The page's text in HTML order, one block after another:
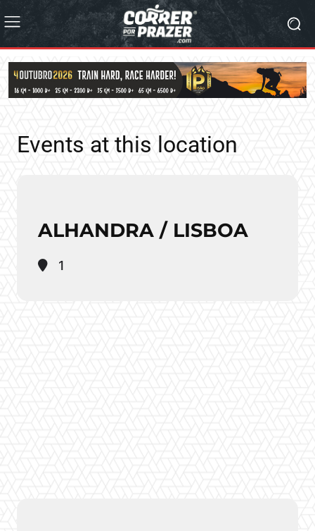
Events at this location
ALHANDRA / LISBOA
1